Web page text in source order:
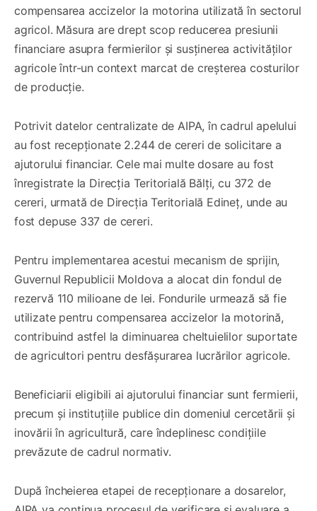
compensarea accizelor la motorina utilizată în sectorul
agricol. Măsura are drept scop reducerea presiunii
financiare asupra fermierilor și susținerea activităților
agricole într-un context marcat de creșterea costurilor
de producție.
Potrivit datelor centralizate de AIPA, în cadrul apelului
au fost recepționate 2.244 de cereri de solicitare a
ajutorului financiar. Cele mai multe dosare au fost
înregistrate la Direcția Teritorială Bălți, cu 372 de
cereri, urmată de Direcția Teritorială Edineț, unde au
fost depuse 337 de cereri.
Pentru implementarea acestui mecanism de sprijin,
Guvernul Republicii Moldova a alocat din fondul de
rezervă 110 milioane de lei. Fondurile urmează să fie
utilizate pentru compensarea accizelor la motorină,
contribuind astfel la diminuarea cheltuielilor suportate
de agricultori pentru desfășurarea lucrărilor agricole.
Beneficiarii eligibili ai ajutorului financiar sunt fermierii,
precum și instituțiile publice din domeniul cercetării și
inovării în agricultură, care îndeplinesc condițiile
prevăzute de cadrul normativ.
După încheierea etapei de recepționare a dosarelor,